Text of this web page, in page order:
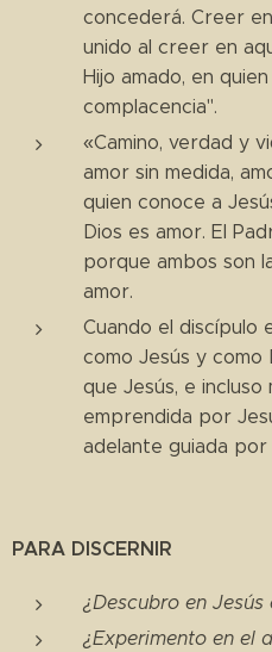
concederá. Creer
unido al creer en
Hijo amado, en
complacencia".
«Camino, verdad y
amor sin medida,
quien conoce a
Dios es amor. El
porque ambos son
amor.
Cuando el discípulo
como Jesús y como
que Jesús, e incluso
emprendida por
adelante guiada por
PARA DISCERNIR
¿Descubro en
¿Experimento en el